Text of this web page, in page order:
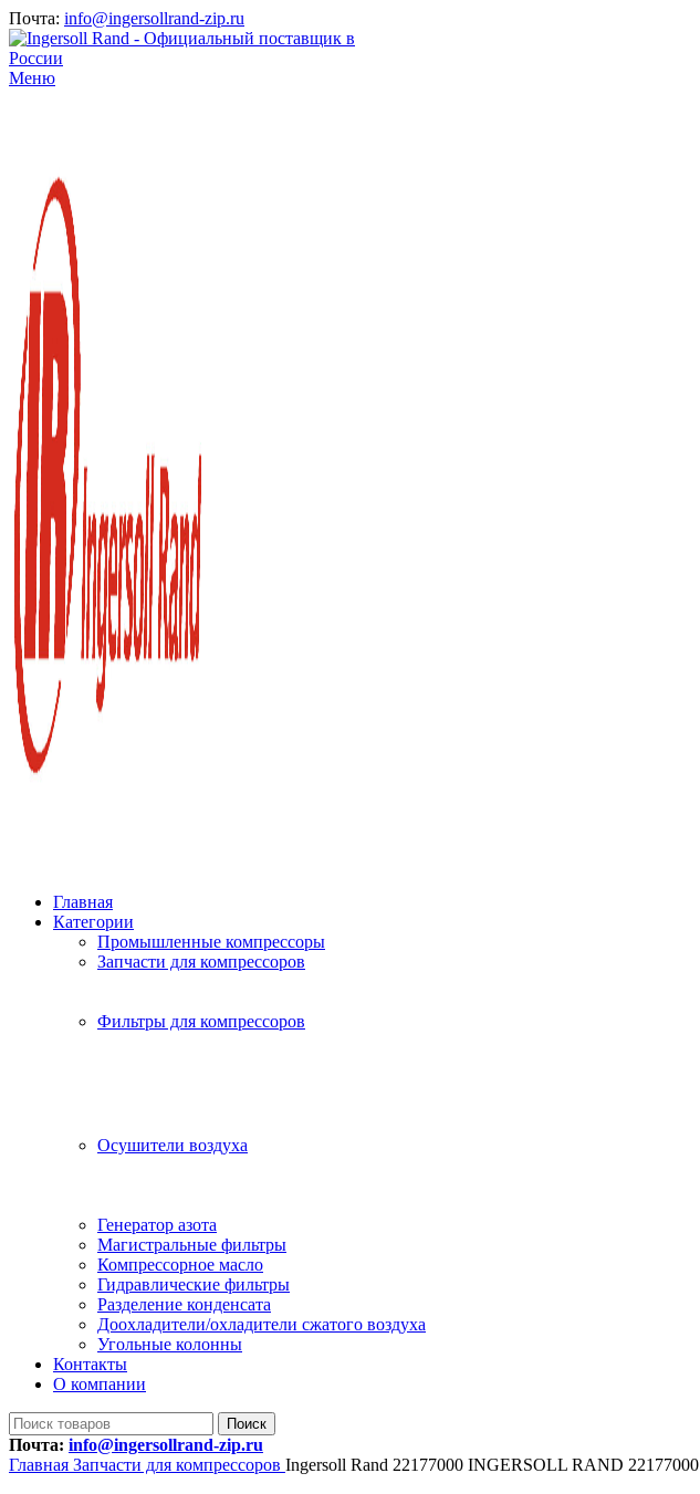
Почта: info@ingersollrand-zip.ru
Меню
Главная
Категории
Промышленные компрессоры
Запчасти для компрессоров
Фильтры для компрессоров
Осушители воздуха
Генератор азота
Магистральные фильтры
Компрессорное масло
Гидравлические фильтры
Разделение конденсата
Доохладители/охладители сжатого воздуха
Угольные колонны
Контакты
О компании
Поиск
Почта: info@ingersollrand-zip.ru
Главная Запчасти для компрессоров Ingersoll Rand 22177000 INGERSOLL RAND 22177000